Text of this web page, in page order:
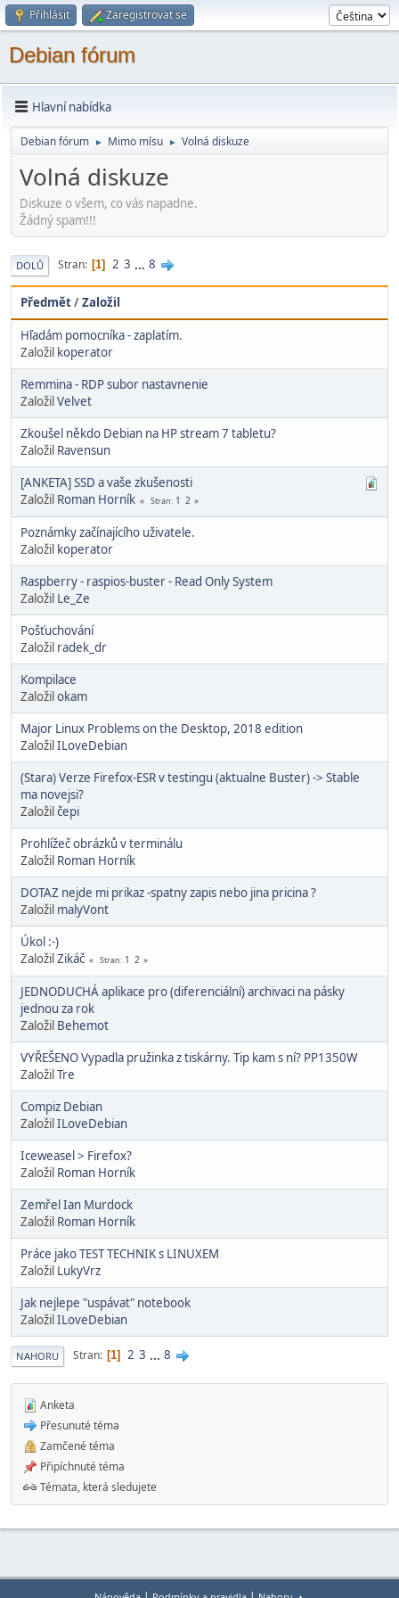
Přihlásit Zaregistrovat se
Debian fórum
Hlavní nabídka
Debian fórum ► Mimo mí­su ► Volná diskuze
Volná diskuze
Diskuze o všem, co vás napadne.
Žádný spam!!!
DOLŮ Stran 1 2 3 ... 8
Předmět/Založil
Hľadám pomocníka - zaplatím.
Založil koperator
Remmina - RDP subor nastavnenie
ZaložilVelvet
Zkoušel někdo Debian na HP stream 7 tabletu?
Založil Ravensun
[ANKETA] SSD a vaše zkušenosti
Založil Roman Horník Stran 1 2
Poznámky začínajícího uživatele.
Založil koperator
Raspberry - raspios-buster - Read Only System
Založil Le_Ze
Pošťuchování
Založil radek_dr
Kompilace
Založilokam
Major Linux Problems on the Desktop, 2018 edition
ZaložilILoveDebian
(Stara) Verze Firefox-ESR v testingu (aktualne Buster) -> Stable
ma novejsi?
Založilčepi
Prohlížeč obrázků v terminálu
Založil Roman Horník
DOTAZ nejde mi prikaz -spatny zapis nebo jina pricina ?
Založil malyVont
Úkol :-)
ZaložilZikáč Stran 1 2
JEDNODUCHÁ aplikace pro (diferenciální) archivaci na pásky
jednou za rok
Založil Behemot
VYŘEŠENO Vypadla pružinka z tiskárny. Tip kam s ní? PP1350W
ZaložilTre
Compiz Debian
ZaložilILoveDebian
Iceweasel > Firefox?
Založil Roman Horník
Zemřel Ian Murdock
Založil Roman Horník
Práce jako TEST TECHNIK s LINUXEM
Založil LukyVrz
Jak nejlepe "uspávat" notebook
ZaložilILoveDebian
NAHORU Stran 1 2 3 ... 8
Anketa
Přesunuté téma
Zamčené téma
Připíchnuté téma
Témata, která sledujete